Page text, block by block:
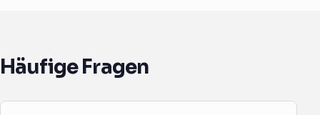
Häufige Fragen